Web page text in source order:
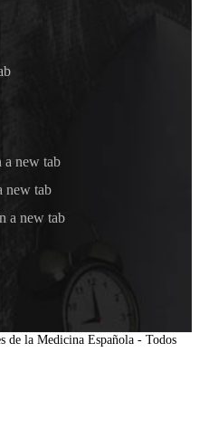
a new tab
new tab
a new tab
de la Medicina Española - Todos